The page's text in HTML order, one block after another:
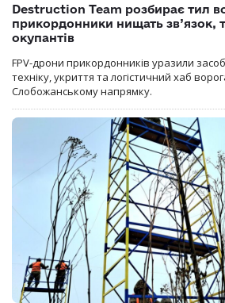
Destruction Team розбирає тил
прикордонники нищать зв’язок,
окупантів
FPV-дрони прикордонників уразили
техніку, укриття та логістичний хаб
Слобожанському напрямку.